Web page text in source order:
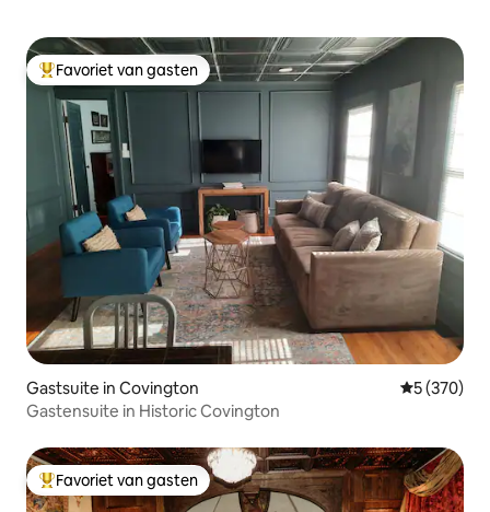
Topfavoriet van gasten
Favoriet van gasten
Gastsuite in Covington
5 (370)
Gastensuite in Historic Covington
Topfavoriet van gasten
Favoriet van gasten